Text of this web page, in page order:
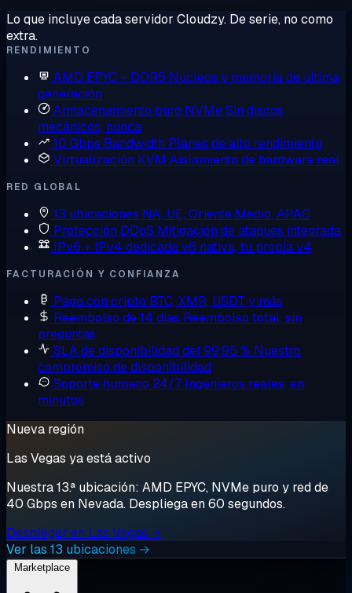
Lo que incluye cada servidor Cloudzy. De serie, no como
extra.
RENDIMIENTO
AMD EPYC + DDR5 Núcleos y memoria de última
generación
Almacenamiento puro NVMeSin discos
mecánicos, nunca
10 Gbps Bandwidth Planes de alto rendimiento
Virtualización KVM Aislamiento de hardware real
RED GLOBAL
13 ubicaciones NA, UE, Oriente Medio, APAC
Protección DDoS Mitigación de ataques integrada
IPv6 + IPv4 dedicadav6 nativa, tu propia v4
FACTURACIÓN Y CONFIANZA
Paga con cripto BTC, XMR, USDT y más
Reembolso de 14 días Reembolso total, sin
preguntas
SLA de disponibilidad del 99,95 % Nuestro
compromiso de disponibilidad
Soporte humano 24/7 Ingenieros reales, en
minutos
Nueva región
Las Vegas ya está activo
Nuestra 13.ª ubicación: AMD EPYC, NVMe puro y red de
40 Gbps en Nevada. Despliega en 60 segundos.
Desplegar en Las Vegas →
Ver las 13 ubicaciones →